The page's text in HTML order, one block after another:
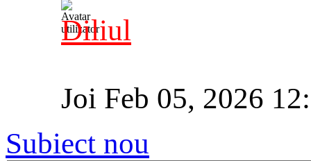
Diliul
Joi Feb 05, 2026
Subiect nou